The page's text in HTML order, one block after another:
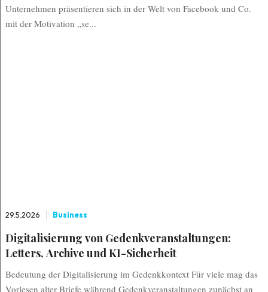
Unternehmen präsentieren sich in der Welt von Facebook und Co.
mit der Motivation „se...
29.5.2026 Business
Digitalisierung von Gedenkveranstaltungen:
Letters, Archive und KI-Sicherheit
Bedeutung der Digitalisierung im Gedenkkontext Für viele mag das
Vorlesen alter Briefe während Gedenkveranstaltungen zunächst an